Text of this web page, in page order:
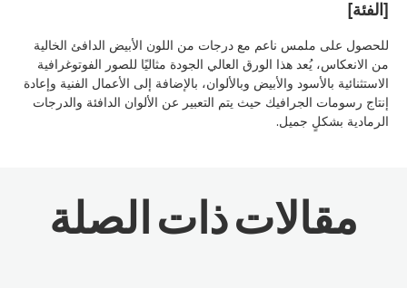
[الفئة]
للحصول على ملمس ناعم مع درجات من اللون الأبيض الدافئ الخالية
من الانعكاس، يُعد هذا الورق العالي الجودة مثاليًا للصور الفوتوغرافية
الاستثنائية بالأسود والأبيض وبالألوان، بالإضافة إلى الأعمال الفنية وإعادة
إنتاج رسومات الجرافيك حيث يتم التعبير عن الألوان الدافئة والدرجات
الرمادية بشكلٍ جميل.
مقالات ذات الصلة